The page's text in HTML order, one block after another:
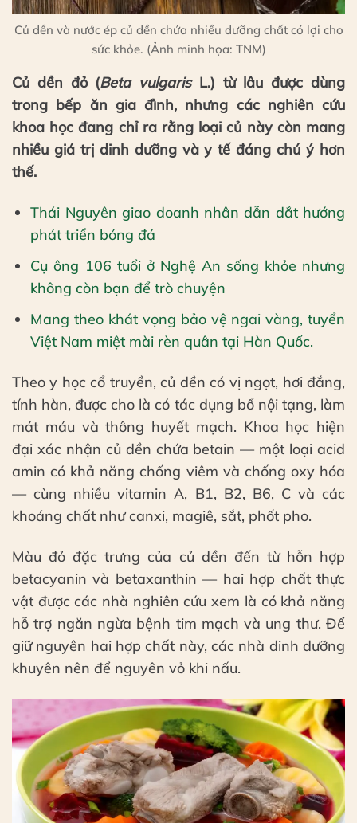
Củ dền và nước ép củ dền chứa nhiều dưỡng chất có lợi cho
sức khỏe. (Ảnh minh họa: TNM)
Củ dền đỏ (Beta vulgarisL.) từ lâu được dùng
trong bếp ăn gia đình, nhưng các nghiên cứu
khoa học đang chỉ ra rằng loại củ này còn mang
nhiều giá trị dinh dưỡng và y tế đáng chú ý hơn
thế.
Thái Nguyên giao doanh nhân dẫn dắt hướng
phát triển bóng đá
Cụ ông 106 tuổi ở Nghệ An sống khỏe nhưng
không còn bạn để trò chuyện
Mang theo khát vọng bảo vệ ngai vàng, tuyển
Việt Nam miệt mài rèn quân tại Hàn Quốc.
Theo y học cổ truyền, củ dền có vị ngọt, hơi đắng,
tính hàn, được cho là có tác dụng bổ nội tạng, làm
mát máu và thông huyết mạch. Khoa học hiện
đại xác nhận củ dền chứa betain — một loại acid
amin có khả năng chống viêm và chống oxy hóa
— cùng nhiều vitamin A, B1, B2, B6, C và các
khoáng chất như canxi, magiê, sắt, phốt pho.
Màu đỏ đặc trưng của củ dền đến từ hỗn hợp
betacyanin và betaxanthin — hai hợp chất thực
vật được các nhà nghiên cứu xem là có khả năng
hỗ trợ ngăn ngừa bệnh tim mạch và ung thư. Để
giữ nguyên hai hợp chất này, các nhà dinh dưỡng
khuyên nên để nguyên vỏ khi nấu.